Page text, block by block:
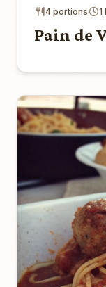
4 portions 1
Pain de